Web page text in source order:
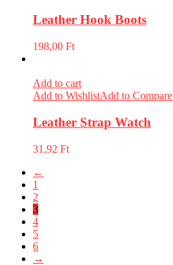
Leather Hook Boots
198,00 Ft
Add to cart
Add to WishlistAdd to Compare
Leather Strap Watch
31,92 Ft
←
1
2
3
4
5
6
→